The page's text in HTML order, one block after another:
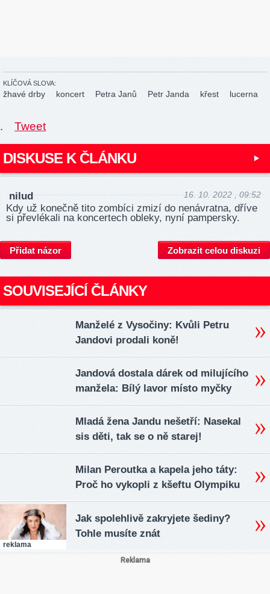
KLÍČOVÁ SLOVA:
žhavé drby koncert Petra Janů Petr Janda křest lucerna
. Tweet
DISKUSE K ČLÁNKU
nilud 16. 10. 2022 , 09:52
Kdy už konečně tito zombíci zmizí do nenávratna, dříve
si převlékali na koncertech obleky, nyní pampersky.
Přidat názor Zobrazit celou diskuzi
SOUVISEJÍCÍ ČLÁNKY
Manželé z Vysočiny: Kvůli Petru
Jandovi prodali koně!
Jandová dostala dárek od milujícího
manžela: Bílý lavor místo myčky
Mladá žena Jandu nešetří: Nasekal
sis děti, tak se o ně starej!
Milan Peroutka a kapela jeho táty:
Proč ho vykopli z kšeftu Olympiku
reklama
Jak spolehlivě zakryjete šediny?
Tohle musíte znát